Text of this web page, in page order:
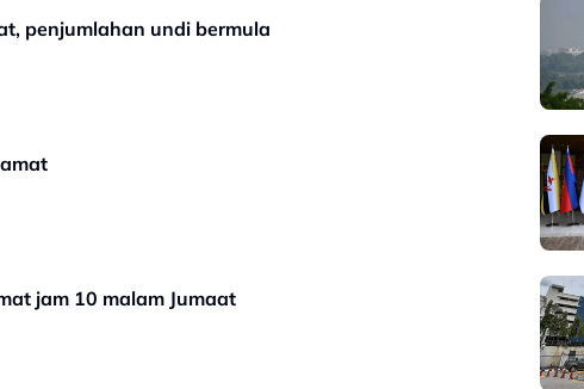
penjumlahan undi bermula
jam 10 malam Jumaat